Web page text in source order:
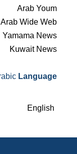
Arab Youm
Arab Wide Web
Yamama News
Kuwait News
Language
English